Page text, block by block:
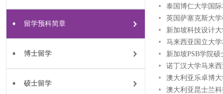
留学预科简章
博士留学
硕士留学
泰国博仁大学国
英国萨塞克斯大
新加坡科技设计
马来西亚国立大
新加坡PSB学院
诺丁汉大学马来
澳大利亚乐卓博
澳大利亚昆士兰